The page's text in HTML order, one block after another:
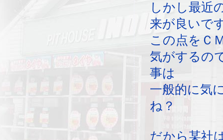
しかし最近
来が良いで
この点をＣ
気がするの
事は
一般的に気
ね？
だから某社